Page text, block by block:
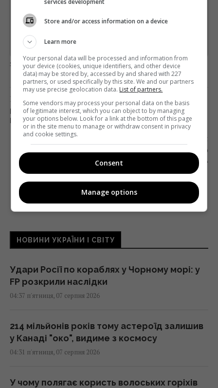
* Підписатись→
Предоставлено SendPulse
загрузка...
Попередня стаття
DZIDZIO ВИСТУПИТЬ У ПРЯМОМУ ЕФІРІ
ЦЕРЕМОНІЇ «ЗОЛОТА ДЗИҐА»
Наступна стаття
VIASAT ЗАПАТЕНТУВАВ ТЕХНОЛОГІЮ
НАЛАШТУВАННЯ СУПУТНИКОВОГО ПРИЙМАЧА
НОВИНИ УКРАЇНИ І СВІТУ
Удари Росії по кораблях у Чорному морі: у
FP розкрили наслідки
04:37 п'ятниця, 07 серпня 2026
214 мільйонів років тому астероїд залишив
у Канаді "око", видиме з космосу
04:31 п'ятниця, 07 серпня 2026
У чому полягає користь волоських горіхів
Store and/or access information on a device
Learn more
Your personal data will be processed and information from
your device (cookies, unique identifiers, and other device
data) may be stored by, accessed by and shared with 227
partners, or used specifically by this site. We and our partners
may use precise geolocation data. List of partners.
Some vendors may process your personal data on the basis
of legitimate interest, which you can object to by managing
your options below. Look for a link at the bottom of this page
or in the site menu to manage or withdraw consent in privacy
and cookie settings.
Consent
Manage options